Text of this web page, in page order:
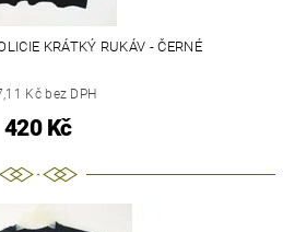
KRÁTKÝ RUKÁV - ČERNÉ
Kč bez DPH
420 Kč